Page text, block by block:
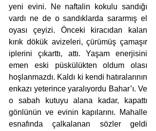
yeni evini. Ne naftalin kokulu sandığı
vardı ne de o sandıklarda sararmış el
oyası çeyizi. Önceki kiracıdan kalan
kırık dökük avizeleri, çürümüş çamaşır
iplerini çıkarttı, attı. Yaşam enerjisini
emen eski püskülükten oldum olası
hoşlanmazdı. Kaldı ki kendi hatıralarının
enkazı yeterince yaralıyordu Bahar’ı. Ve
o sabah kutuyu alana kadar, kapattı
gönlünün ve evinin kapılarını. Mahalle
esnafında çalkalanan sözler geldi